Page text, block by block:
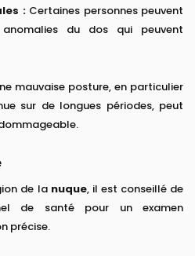
:Certaines personnes peuvent
du dos qui peuvent
mauvaise posture, en particulier
sur de longues périodes, peut
de la nuque, il est conseillé de
de santé pour un examen
précise.